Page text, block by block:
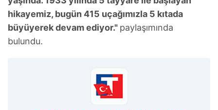
almak için lütfen tıklayınız .
hikayemiz, bugün 415 uçağımızla 5 kıtada
büyüyerek devam ediyor." paylaşımında
bulundu.